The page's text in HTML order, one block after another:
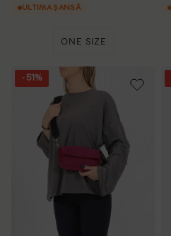
ULTIMA ȘANSĂ
ONE SIZE
- 51%